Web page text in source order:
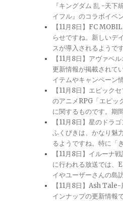
『キングダム 乱 -天下
イフル』のコラボイベ
【11月8日】FC
らせですね。新しいデ
スが導入されるようで
【11月8日】アヴァベ
更新情報が掲載されて
イテムやキャンペーン
【11月8日】エピック
のアニメRPG「エピッ
に関するものです。期
【11月8日】星のドラ
ふくびきは、かなり魅
るようですね。特に「
【11月8日】イルーナ
に行われる放送では、
イやユーザーさんの島
【11月8日】Ash
インナップの更新情報